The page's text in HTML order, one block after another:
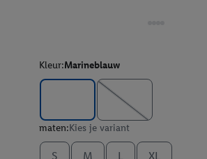
Kleur:Marineblauw
maten:Kies je variant
S M L XL